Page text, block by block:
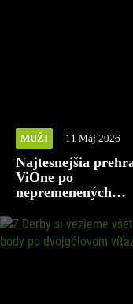
MUŽI 11 Máj 2026
Najtesnejšia
ViOne po
nepremenených